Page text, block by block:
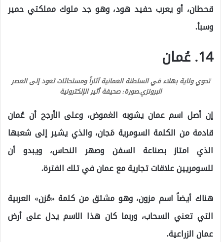
قحطان، أو يعرب حفيد هود، وهو جد ملوك مملكتي حمير
وسبأ.
14. عُمان
تحوي ولاية بهلاء في السلطنة العمانية آثاراً ومستحاثات تعود إلى العصر
البرونزي.صورة: صحيفة أثير الإلكترونية
إن أصل اسم عمان يشوبه الغموض، وعلى الأرجح أن عُمان
قادمة من الكلمة السومرية مَجان، والذي يشير إلى شعبها
الذي امتاز بصناعة السفن وصهر النحاس، ويبدو أن
للسومريين علاقات تجارية مع عمان في تلك الفترة.
هناك أيضاً اسم مزون، وهو مشتق من كلمة «مُزن» العربية
التي تعني السحاب، وربما كان هذا الاسم يدل على أرض
عمان الزراعية.